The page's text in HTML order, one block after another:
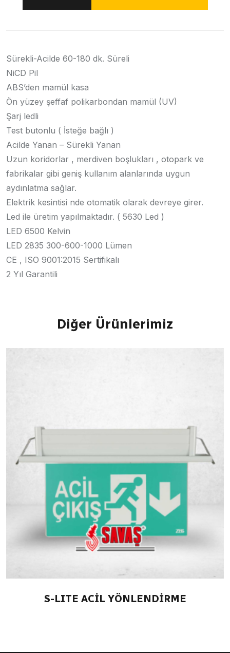
Sürekli-Acilde 60-180 dk. Süreli
NiCD Pil
ABS’den mamül kasa
Ön yüzey şeffaf polikarbondan mamül (UV)
Şarj ledli
Test butonlu ( İsteğe bağlı )
Acilde Yanan – Sürekli Yanan
Uzun koridorlar , merdiven boşlukları , otopark ve
fabrikalar gibi geniş kullanım alanlarında uygun
aydınlatma sağlar.
Elektrik kesintisi nde otomatik olarak devreye girer.
Led ile üretim yapılmaktadır. ( 5630 Led )
LED 6500 Kelvin
LED 2835 300-600-1000 Lümen
CE , ISO 9001:2015 Sertifikalı
2 Yıl Garantili
Diğer Ürünlerimiz
S-LITE ACİL YÖNLENDİRME